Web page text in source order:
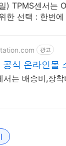
) TPMS센서는
한 선택 : 한번
광고
식 온라인몰
서는 배송비,장